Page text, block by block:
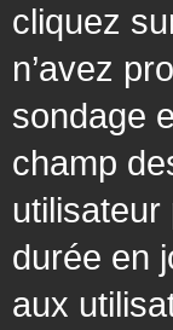
cliquez
n’avez
sondage
champ
utilisateur
durée en
aux